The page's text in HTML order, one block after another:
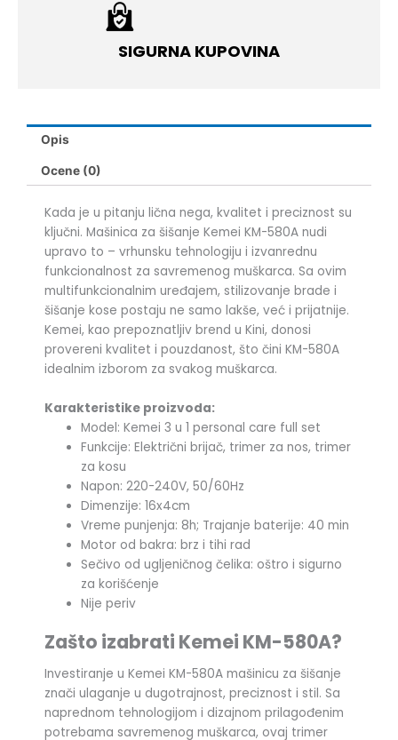
SIGURNA KUPOVINA
Opis
Ocene (0)
Kada je u pitanju lična nega, kvalitet i preciznost su
ključni. Mašinica za šišanje Kemei KM-580A nudi
upravo to – vrhunsku tehnologiju i izvanrednu
funkcionalnost za savremenog muškarca. Sa ovim
multifunkcionalnim uređajem, stilizovanje brade i
šišanje kose postaju ne samo lakše, već i prijatnije.
Kemei, kao prepoznatljiv brend u Kini, donosi
provereni kvalitet i pouzdanost, što čini KM-580A
idealnim izborom za svakog muškarca.
Karakteristike proizvoda:
Model: Kemei 3 u 1 personal care full set
Funkcije: Električni brijač, trimer za nos, trimer
za kosu
Napon: 220-240V, 50/60Hz
Dimenzije: 16x4cm
Vreme punjenja: 8h; Trajanje baterije: 40 min
Motor od bakra: brz i tihi rad
Sečivo od ugljeničnog čelika: oštro i sigurno
za korišćenje
Nije periv
Zašto izabrati Kemei KM-580A?
Investiranje u Kemei KM-580A mašinicu za šišanje
znači ulaganje u dugotrajnost, preciznost i stil. Sa
naprednom tehnologijom i dizajnom prilagođenim
potrebama savremenog muškarca, ovaj trimer